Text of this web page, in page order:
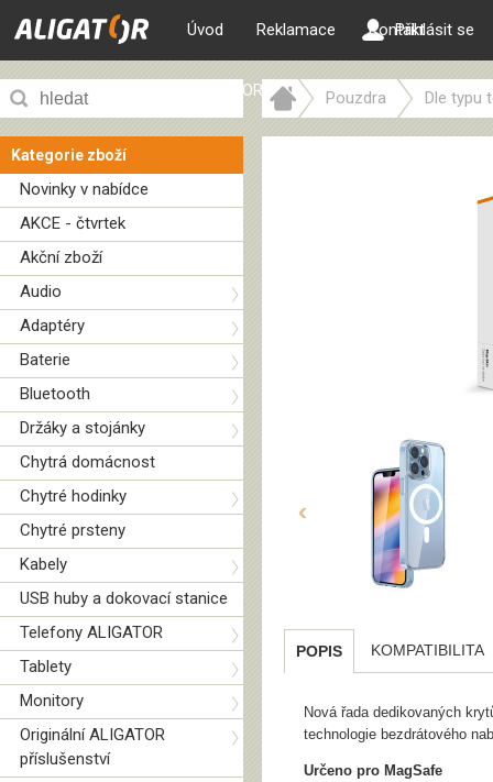
Úvod Reklamace Kontakt
ALIGATOR web
Přihlásit se
Kategorie zboží
Novinky v nabídce
AKCE - čtvrtek
Akční zboží
Audio
Adaptéry
Baterie
Bluetooth
Držáky a stojánky
Chytrá domácnost
Chytré hodinky
Chytré prsteny
Kabely
USB huby a dokovací stanice
Telefony ALIGATOR
Tablety
Monitory
Originální ALIGATOR
příslušenství
Pouzdra Dle typu
‹
POPIS KOMPATIBILITA
Nová řada dedikovaných
technologie bezdrátového
Určeno pro MagSafe